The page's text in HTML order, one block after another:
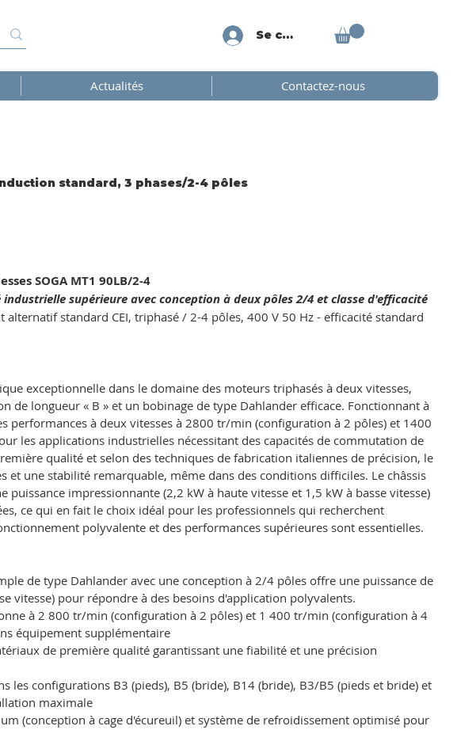
Se connecter
Actualités Contactez-nous
standard, 3 phases/2-4 pôles
SOGA MT1 90LB/2-4
supérieure avec conception à deux pôles 2/4 et classe d'efficacité
standard CEI, triphasé / 2-4 pôles, 400 V 50 Hz - efficacité standard
exceptionnelle dans le domaine des moteurs triphasés à deux vitesses,
de longueur « B » et un bobinage de type Dahlander efficace. Fonctionnant à
performances à deux vitesses à 2800 tr/min (configuration à 2 pôles) et 1400
les applications industrielles nécessitant des capacités de commutation de
qualité et selon des techniques de fabrication italiennes de précision, le
une stabilité remarquable, même dans des conditions difficiles. Le châssis
impressionnante (2,2 kW à haute vitesse et 1,5 kW à basse vitesse)
ce qui en fait le choix idéal pour les professionnels qui recherchent
polyvalente et des performances supérieures sont essentielles.
de type Dahlander avec une conception à 2/4 pôles offre une puissance de
vitesse) pour répondre à des besoins d'application polyvalents.
à 2 800 tr/min (configuration à 2 pôles) et 1 400 tr/min (configuration à 4
équipement supplémentaire
de première qualité garantissant une fiabilité et une précision
les configurations B3 (pieds), B5 (bride), B14 (bride), B3/B5 (pieds et bride) et
maximale
(conception à cage d'écureuil) et système de refroidissement optimisé pour